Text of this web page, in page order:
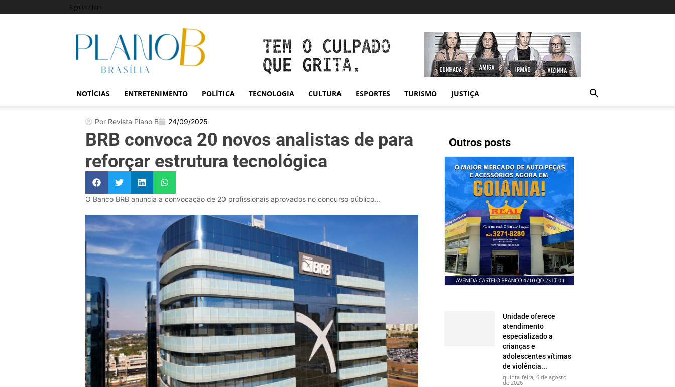
Sign in / Join
Revista
Plano
NOTÍCIAS ENTRETENIMENTO POLÍTICA TECNOLOGIA CULTURA ESPORTES TURISMO JUSTIÇA
Outros posts
Unidade oferece
atendimento
especializado a
crianças e
adolescentes vítimas
de violência...
quinta-feira, 6 de agosto
de 2026
Por Revista Plano B 24/09/2025
BRB convoca 20 novos analistas de para
reforçar estrutura tecnológica
O Banco BRB anuncia a convocação de 20 profissionais aprovados no concurso público...